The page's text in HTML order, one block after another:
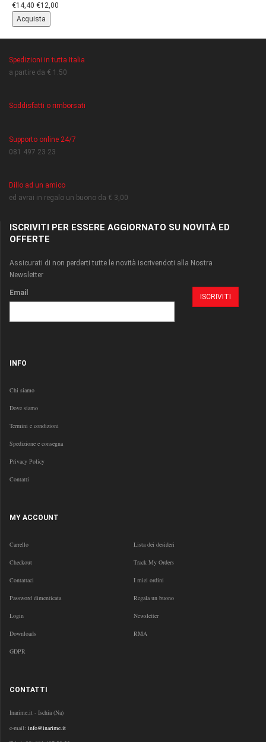
€14,40 €12,00
Spedizioni in tutta Italia
a partire da € 1.50
Soddisfatti o rimborsati
Supporto online 24/7
081 497 23 23
Dillo ad un amico
ed avrai in regalo un buono da € 3,00
ISCRIVITI PER ESSERE AGGIORNATO SU NOVITÀ ED
OFFERTE
Assicurati di non perderti tutte le novità iscrivendoti alla Nostra
Newsletter
Email
INFO
Chi siamo
Dove siamo
Termini e condizioni
Spedizione e consegna
Privacy Policy
Contatti
MY ACCOUNT
Carrello Lista dei desideri
Checkout Track My Orders
Contattaci I miei ordini
Password dimenticata Regala un buono
Login Newsletter
Downloads RMA
GDPR
CONTATTI
Inarime.it - Ischia (Na)
e-mail: info@inarime.it